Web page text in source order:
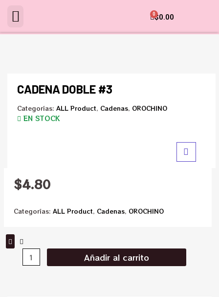
$0.00
0
CADENA DOBLE #3
Categorías: ALL Product, Cadenas, OROCHINO
EN STOCK
$4.80
Categorías: ALL Product, Cadenas, OROCHINO
Añadir al carrito